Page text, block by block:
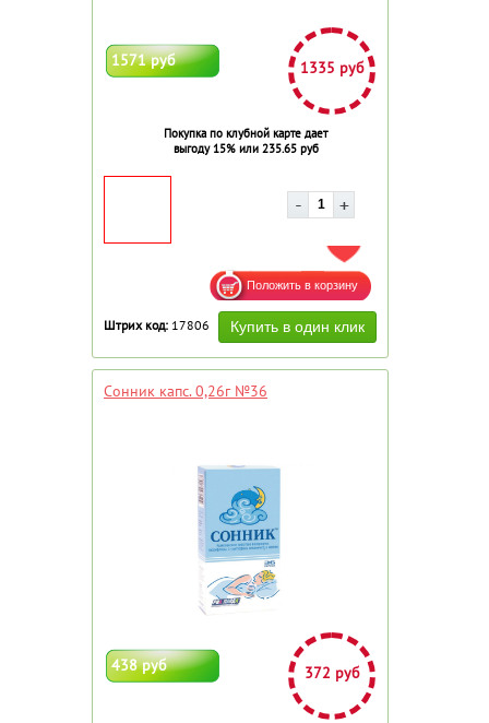
1571 руб 1335 руб
Покупка по клубной карте дает
выгоду 15% или 235.65 руб
ДОБАВИТЬ В ИЗБРАННОЕ
Штрих код: 17806
Сонник капс. 0,26г №36
438 руб 372 руб